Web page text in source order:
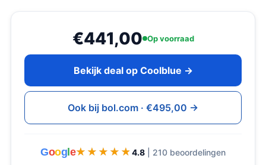
€441,00 Op voorraad
Bekijk deal op Coolblue →
Ook bij bol.com · €495,00 →
Goog e★★★★★
★★★★★ 4.8 | 210 beoordelingen